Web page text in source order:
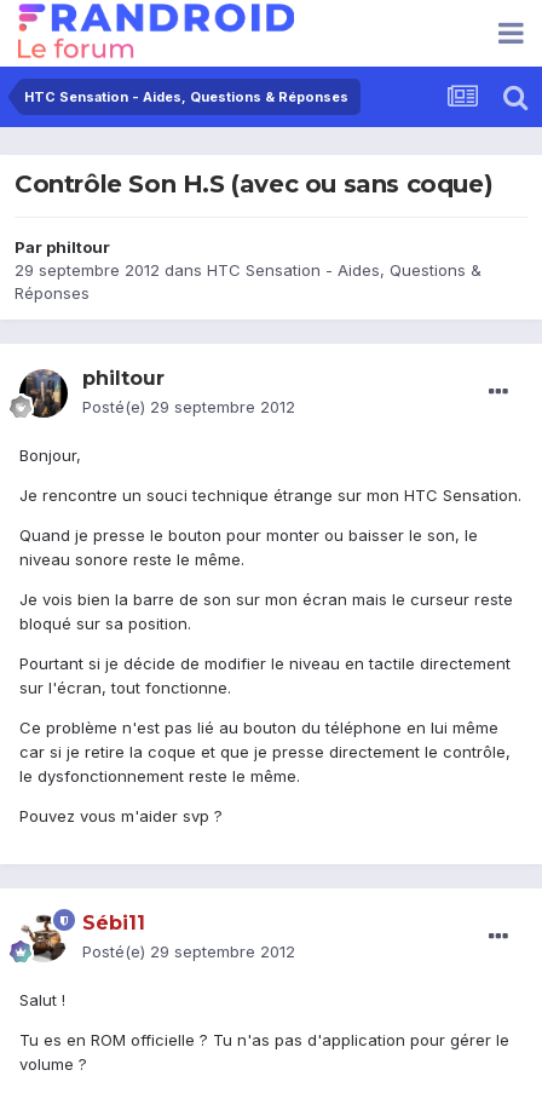
HTC Sensation - Aides, Questions & Réponses
Contrôle Son H.S (avec ou sans coque)
Par philtour
29 septembre 2012 dans HTC Sensation - Aides, Questions &
Réponses
philtour
Posté(e) 29 septembre 2012
Bonjour,
Je rencontre un souci technique étrange sur mon HTC Sensation.
Quand je presse le bouton pour monter ou baisser le son, le
niveau sonore reste le même.
Je vois bien la barre de son sur mon écran mais le curseur reste
bloqué sur sa position.
Pourtant si je décide de modifier le niveau en tactile directement
sur l'écran, tout fonctionne.
Ce problème n'est pas lié au bouton du téléphone en lui même
car si je retire la coque et que je presse directement le contrôle,
le dysfonctionnement reste le même.
Pouvez vous m'aider svp ?
Sébi11
Posté(e) 29 septembre 2012
Salut !
Tu es en ROM officielle ? Tu n'as pas d'application pour gérer le
volume ?